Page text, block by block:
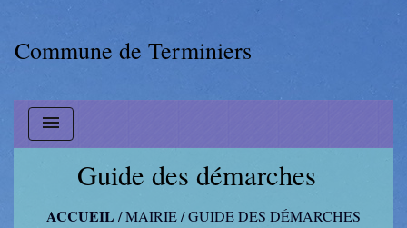
Commune de Terminiers
menu
Guide des démarches
ACCUEIL /MAIRIE/GUIDE DES DÉMARCHES